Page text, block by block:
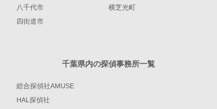
八千代市
横芝光町
四街道市
千葉県内の探偵事務所一覧
総合探偵社AMUSE
HAL探偵社